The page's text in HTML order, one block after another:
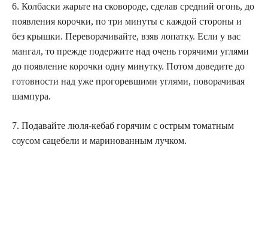
6. Колбаски жарьте на сковороде, сделав средний огонь, до
появления корочки, по три минуты с каждой стороны и
без крышки. Переворачивайте, взяв лопатку. Если у вас
мангал, то прежде подержите над очень горячими углями
до появление корочки одну минутку. Потом доведите до
готовности над уже прогоревшими углями, поворачивая
шампура.
7. Подавайте люля-кебаб горячим с острым томатным
соусом сацебели и маринованным лучком.